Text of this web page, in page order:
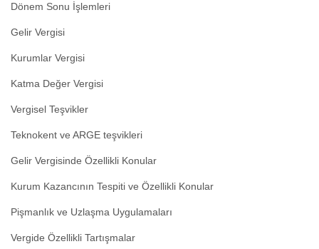
Dönem Sonu İşlemleri
Gelir Vergisi
Kurumlar Vergisi
Katma Değer Vergisi
Vergisel Teşvikler
Teknokent ve ARGE teşvikleri
Gelir Vergisinde Özellikli Konular
Kurum Kazancının Tespiti ve Özellikli Konular
Pişmanlık ve Uzlaşma Uygulamaları
Vergide Özellikli Tartışmalar